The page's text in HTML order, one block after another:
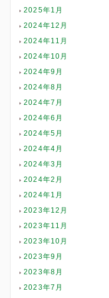
2025年1月
2024年12月
2024年11月
2024年10月
2024年9月
2024年8月
2024年7月
2024年6月
2024年5月
2024年4月
2024年3月
2024年2月
2024年1月
2023年12月
2023年11月
2023年10月
2023年9月
2023年8月
2023年7月